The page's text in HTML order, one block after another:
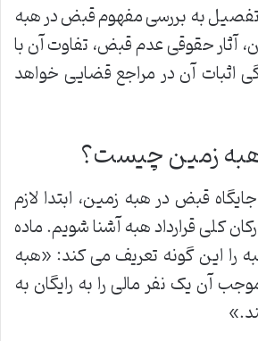
به بررسی مفهوم قبض در هبه
آثار حقوقی عدم قبض، تفاوت آن با
اثبات آن در مراجع قضایی خواهد
هبه زمین چیست؟
قبض در هبه زمین، ابتدا لازم
کلی قرارداد هبه آشنا شویم. ماده
هبه را این گونه تعریف می کند: «هبه
آن یک نفر مالی را به رایگان به